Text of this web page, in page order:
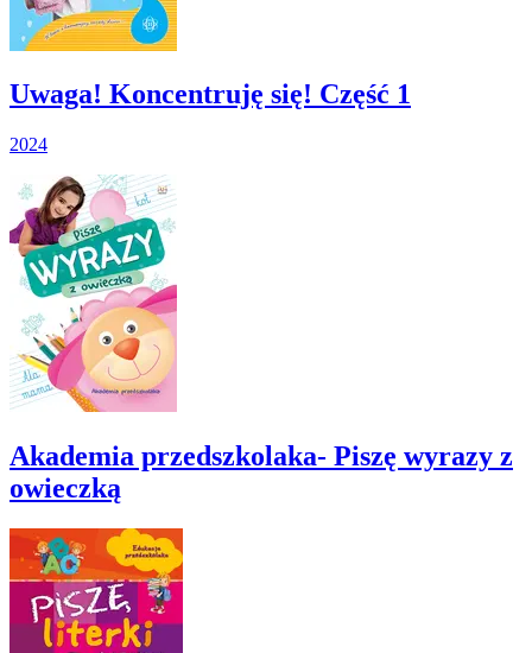
Uwaga! Koncentruję się! Część 1
2024
Akademia przedszkolaka- Piszę wyrazy z
owieczką